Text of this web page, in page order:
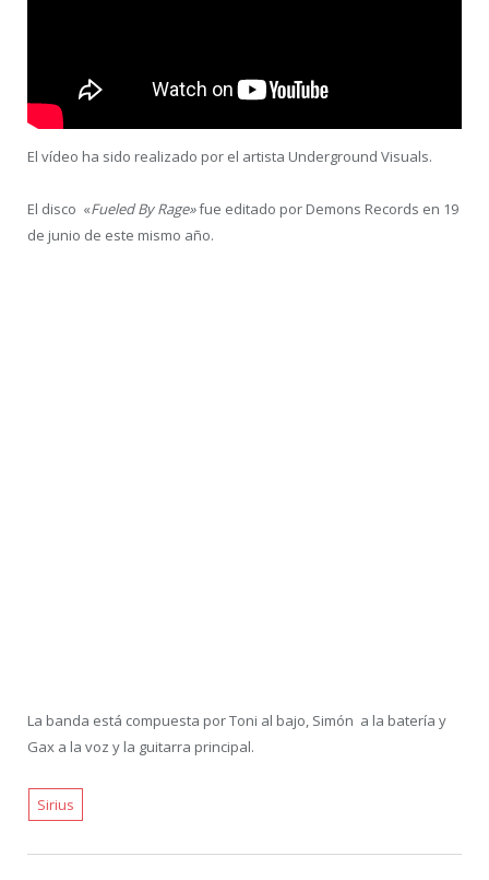
El vídeo ha sido realizado por el artista Underground Visuals.
El disco «Fueled By Rage»fue editado por Demons Records en 19
de junio de este mismo año.
La banda está compuesta por Toni al bajo, Simón a la batería y
Gax a la voz y la guitarra principal.
Sirius